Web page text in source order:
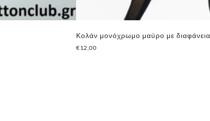
Κολάν μονόχρωμο μαύρο με διαφάνεια
€12,00